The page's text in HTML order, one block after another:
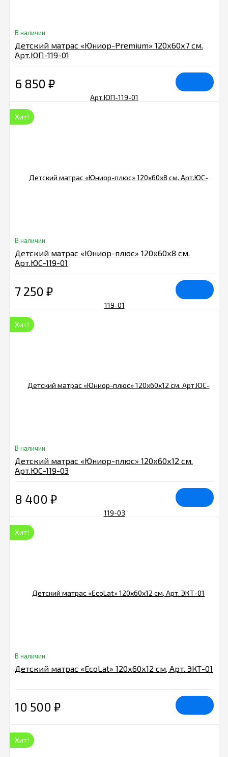
В наличии
Детский матрас «Юниор-Premium» 120х60х7 см.
Арт.ЮП-119-01
6 850 ₽
Хит!
В наличии
Детский матрас «Юниор-плюс» 120х60х8 см.
Арт.ЮC-119-01
7 250 ₽
Хит!
В наличии
Детский матрас «Юниор-плюс» 120х60х12 см.
Арт.ЮC-119-03
8 400 ₽
Хит!
В наличии
Детский матрас «EcoLat» 120х60х12 см, Арт. ЭКТ-01
10 500 ₽
Хит!